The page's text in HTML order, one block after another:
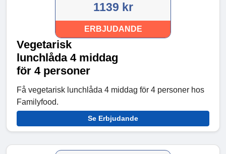
1139 kr
ERBJUDANDE
Vegetarisk
lunchlåda 4 middag
för 4 personer
Få vegetarisk lunchlåda 4 middag för 4 personer hos
Familyfood.
Se Erbjudande